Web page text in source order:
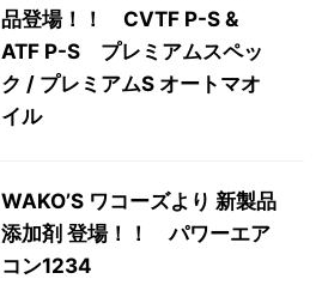
品登場！！ CVTF P-S &
ATF P-S プレミアムスペッ
ク / プレミアムS オートマオ
イル
WAKO’S ワコーズより 新製品
添加剤 登場！！ パワーエア
コン1234